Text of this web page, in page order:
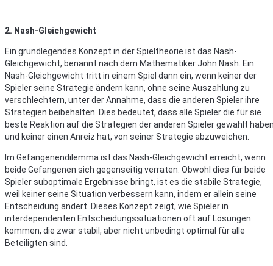
2. Nash-Gleichgewicht
Ein grundlegendes Konzept in der Spieltheorie ist das Nash-
Gleichgewicht, benannt nach dem Mathematiker John Nash. Ein
Nash-Gleichgewicht tritt in einem Spiel dann ein, wenn keiner der
Spieler seine Strategie ändern kann, ohne seine Auszahlung zu
verschlechtern, unter der Annahme, dass die anderen Spieler ihre
Strategien beibehalten. Dies bedeutet, dass alle Spieler die für sie
beste Reaktion auf die Strategien der anderen Spieler gewählt
und keiner einen Anreiz hat, von seiner Strategie abzuweichen.
Im Gefangenendilemma ist das Nash-Gleichgewicht erreicht, wenn
beide Gefangenen sich gegenseitig verraten. Obwohl dies für beide
Spieler suboptimale Ergebnisse bringt, ist es die stabile Strategie,
weil keiner seine Situation verbessern kann, indem er allein seine
Entscheidung ändert. Dieses Konzept zeigt, wie Spieler in
interdependenten Entscheidungssituationen oft auf Lösungen
kommen, die zwar stabil, aber nicht unbedingt optimal für alle
Beteiligten sind.